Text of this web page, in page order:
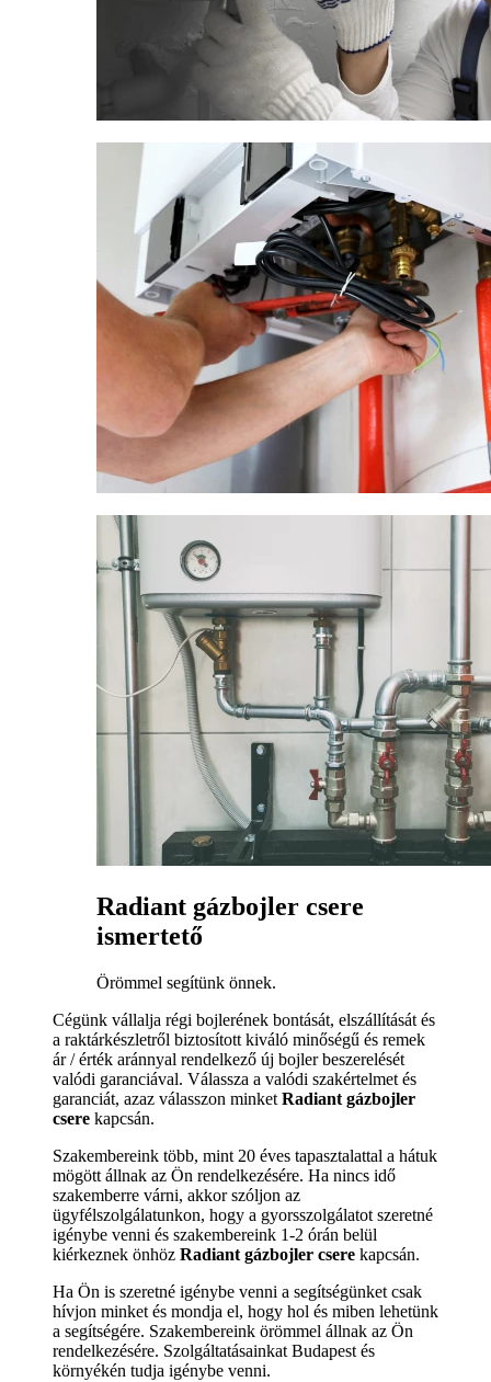
Radiant gázbojler csere
ismertető
Örömmel segítünk önnek.
Cégünk vállalja régi bojlerének bontását, elszállítását és
a raktárkészletről biztosított kiváló minőségű és remek
ár / érték aránnyal rendelkező új bojler beszerelését
valódi garanciával. Válassza a valódi szakértelmet és
garanciát, azaz válasszon minket Radiant gázbojler
csere kapcsán.
Szakembereink több, mint 20 éves tapasztalattal a hátuk
mögött állnak az Ön rendelkezésére. Ha nincs idő
szakemberre várni, akkor szóljon az
ügyfélszolgálatunkon, hogy a gyorsszolgálatot szeretné
igénybe venni és szakembereink 1-2 órán belül
kiérkeznek önhöz Radiant gázbojler csere kapcsán.
Ha Ön is szeretné igénybe venni a segítségünket csak
hívjon minket és mondja el, hogy hol és miben lehetünk
a segítségére. Szakembereink örömmel állnak az Ön
rendelkezésére. Szolgáltatásainkat Budapest és
környékén tudja igénybe venni.